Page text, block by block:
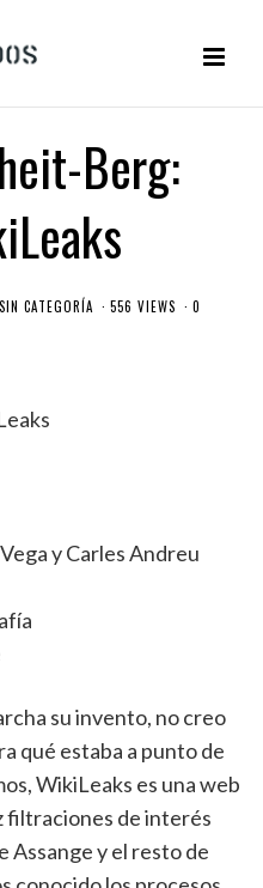
Berg:
SIN CATEGORÍA 556 VIEWS
0
y Carles Andreu
su invento, no creo
qué estaba a punto de
WikiLeaks es una web
filtraciones de interés
Assange y el resto de